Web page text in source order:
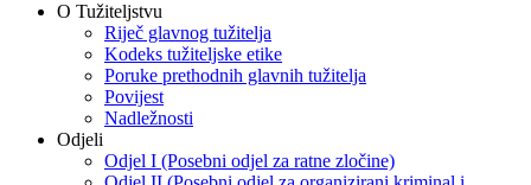
O Tužiteljstvu
Riječ glavnog tužitelja
Kodeks tužiteljske etike
Poruke prethodnih glavnih tužitelja
Povijest
Nadležnosti
Odjeli
Odjel I (Posebni odjel za ratne zločine)